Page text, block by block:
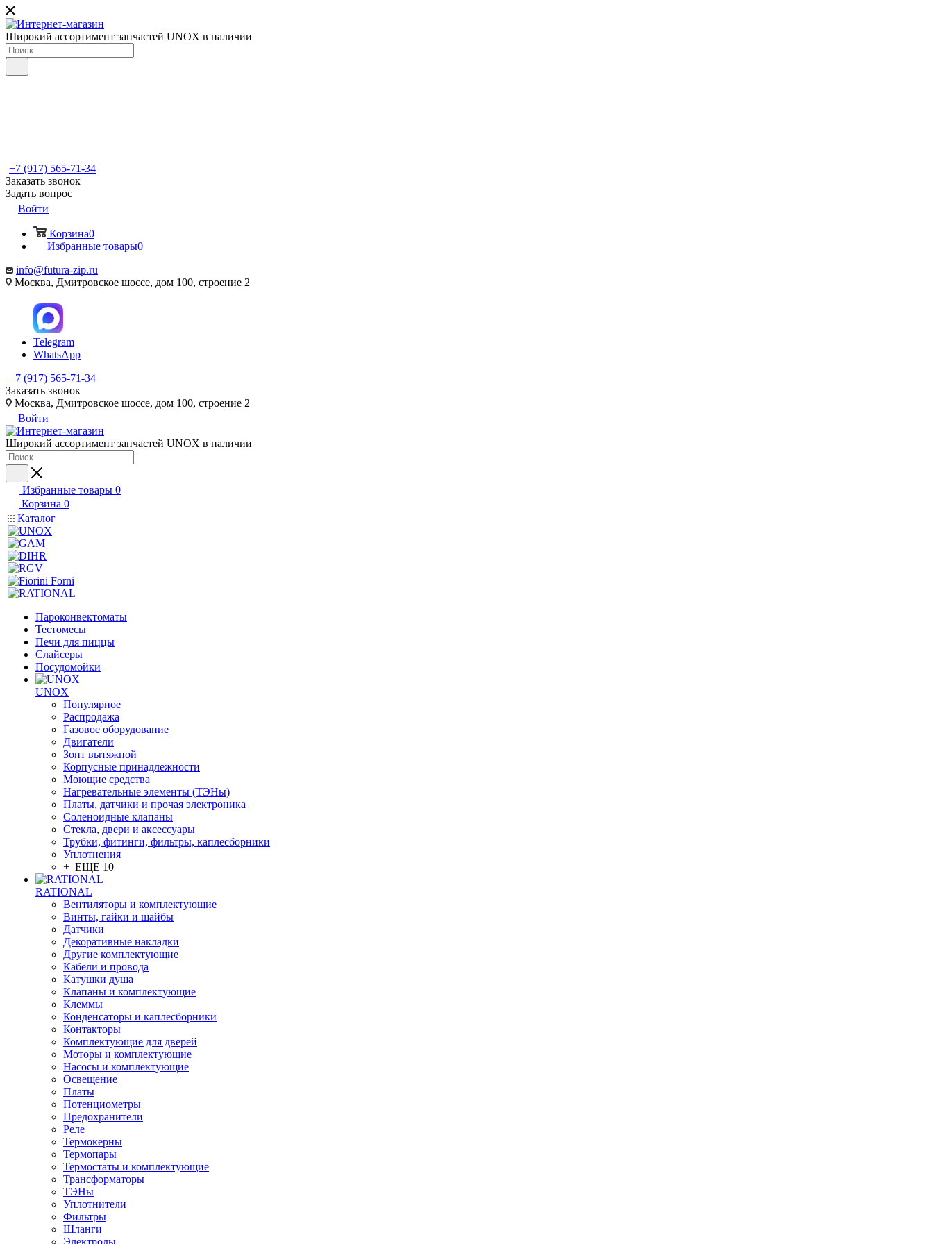
Широкий ассортимент запчастей UNOX в наличии
+7 (917) 565-71-34
Заказать звонок
Задать вопрос
Войти
Корзина0
Избранные товары0
info@futura-zip.ru
Москва, Дмитровское шоссе, дом 100, строение 2
Telegram
WhatsApp
+7 (917) 565-71-34
Заказать звонок
Москва, Дмитровское шоссе, дом 100, строение 2
Войти
Широкий ассортимент запчастей UNOX в наличии
Избранные товары 0
Корзина 0
Каталог
Пароконвектоматы
Тестомесы
Печи для пиццы
Слайсеры
Посудомойки
UNOX
Популярное
Распродажа
Газовое оборудование
Двигатели
Зонт вытяжной
Корпусные принадлежности
Моющие средства
Нагревательные элементы (ТЭНы)
Платы, датчики и прочая электроника
Соленоидные клапаны
Стекла, двери и аксессуары
Трубки, фитинги, фильтры, каплесборники
Уплотнения
+ ЕЩЕ 10
RATIONAL
Вентиляторы и комплектующие
Винты, гайки и шайбы
Датчики
Декоративные накладки
Другие комплектующие
Кабели и провода
Катушки душа
Клапаны и комплектующие
Клеммы
Конденсаторы и каплесборники
Контакторы
Комплектующие для дверей
Моторы и комплектующие
Насосы и комплектующие
Освещение
Платы
Потенциометры
Предохранители
Реле
Термокерны
Термопары
Термостаты и комплектующие
Трансформаторы
ТЭНы
Уплотнители
Фильтры
Шланги
Электроды